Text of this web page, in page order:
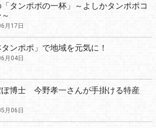
タンポポの一杯」～よしかタンポポコ
月17日
タンポポ」で地域を元気に！
月04日
ぽ博士 今野孝一さんが手掛ける特産
月06日